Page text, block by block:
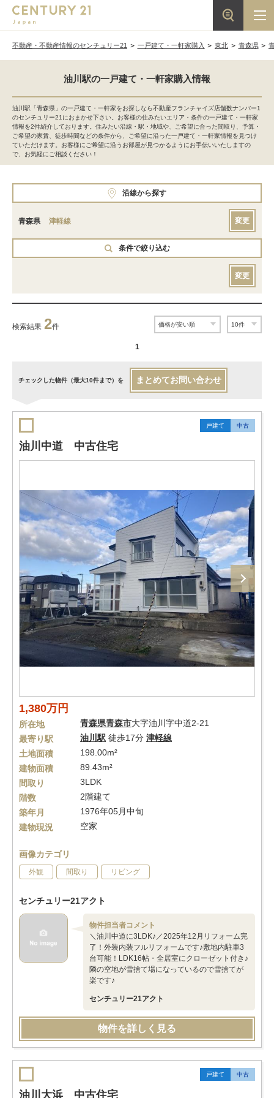
不動産・不動産情報のセンチュリー21 一戸建て・一軒家購入 東北 青森県
油川駅の一戸建て・一軒家購入情報
油川駅「青森県」の一戸建て・一軒家をお探しなら不動産フランチャイズ店舗数ナンバー1
のセンチュリー21におまかせ下さい。お客様の住みたいエリア・条件の一戸建て・一軒家
情報を2件紹介しております。住みたい沿線・駅・地域や、ご希望に合った間取り、予算・
ご希望の家賃、徒歩時間などの条件から、ご希望に沿った一戸建て・一軒家情報を見つけ
ていただけます。お客様にご希望に沿うお部屋が見つかるようにお手伝いいたしますの
で、お気軽にご相談ください！
沿線から探す
青森県 津軽線 変更
条件で絞り込む
変更
検索結果 2件
1
チェックした物件（最大10件まで）を まとめてお問い合わせ
戸建て 中古
油川中道 中古住宅
1,380万円
所在地 青森県青森市大字油川字中道2-21
最寄り駅
油川駅 徒歩17分 津軽線
土地面積
198.00m²
建物面積
89.43m²
間取り
3LDK
階数
2階建て
築年月
1976年05月中旬
建物現況
空家
画像カテゴリ
外観 間取り リビング
センチュリー21アクト
物件担当者コメント
＼油川中道に3LDK♪／2025年12月リフォーム完
了！外装内装フルリフォームです♪敷地内駐車3
台可能！LDK16帖・全居室にクローゼット付き♪
隣の空地が雪捨て場になっているので雪捨てが
楽です♪
センチュリー21アクト
物件を詳しく見る
戸建て 中古
油川大浜 中古住宅